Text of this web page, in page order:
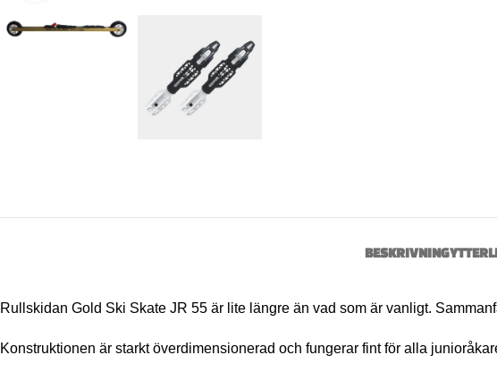
BESKRIVNING
Rullskidan Gold Ski Skate JR 55 är lite längre än vad som är vanligt.
Konstruktionen är starkt överdimensionerad och fungerar fint för alla